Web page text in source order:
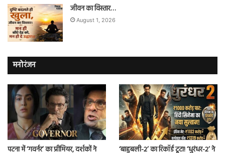
जीवन का विस्तार…
August 1, 2026
मनोरंजन
पटना में ‘गवर्नर’ का प्रीमियर, दर्शकों ने
‘बाहुबली-2’ का रिकॉर्ड टूटा! ‘धुरंधर-2’ ने